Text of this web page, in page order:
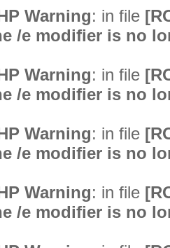
Warning: in file
/e modifier is no
Warning: in file
/e modifier is no
Warning: in file
/e modifier is no
Warning: in file
/e modifier is no